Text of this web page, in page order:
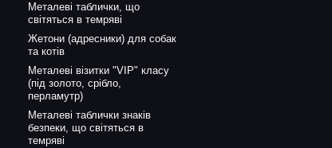
Металеві таблички, що
світяться в темряві
Жетони (адресники) для собак
та котів
Металеві візитки "VIP" класу
(під золото, срібло,
перламутр)
Металеві таблички знаків
безпеки, що світяться в
темряві